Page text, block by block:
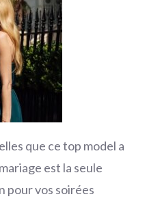
que ce top model a
est la seule
pour vos soirées